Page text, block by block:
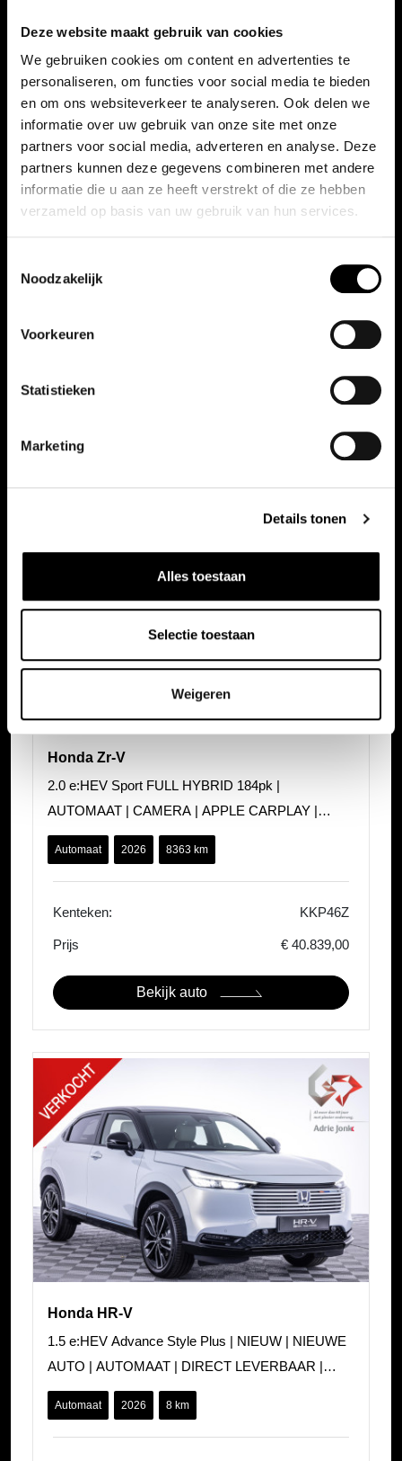
Deze website maakt gebruik van cookies
We gebruiken cookies om content en advertenties te
personaliseren, om functies voor social media te bieden
en om ons websiteverkeer te analyseren. Ook delen we
informatie over uw gebruik van onze site met onze
partners voor social media, adverteren en analyse. Deze
partners kunnen deze gegevens combineren met andere
informatie die u aan ze heeft verstrekt of die ze hebben
verzameld op basis van uw gebruik van hun services.
Noodzakelijk
Voorkeuren
Statistieken
Marketing
Details tonen
Alles toestaan
Selectie toestaan
Weigeren
Honda CR-V
CARPLAY/ANDROID AUTO | LEDER | NED.
Prijs € 44.839,00
Honda Zr-V
2.0 e:HEV Sport FULL HYBRID 184pk |
AUTOMAAT | CAMERA | APPLE CARPLAY |
ANDROID AUTO | 18"LM VELGEN |
Automaat 2026 8363 km
Kenteken: KKP46Z
Prijs € 40.839,00
Bekijk auto
Honda HR-V
1.5 e:HEV Advance Style Plus | NIEUW | NIEUWE
AUTO | AUTOMAAT | DIRECT LEVERBAAR |
FULL HYBRID | AUTOMAAT | 360 CAMERA |
PANORAMA DAK |
Automaat 2026 8 km